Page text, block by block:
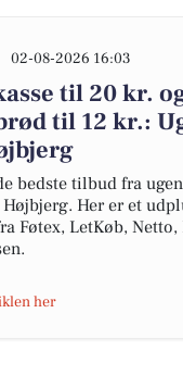
02-08-2026 16:03
til 20 kr.
til 12 kr.:
bedste tilbud fra
Her er et
Føtex, LetKøb, Netto,
her